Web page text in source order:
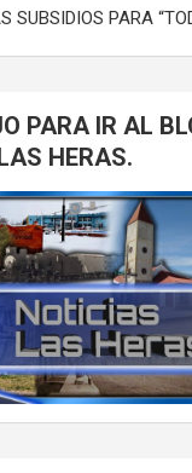
SUBSIDIOS PARA
PARA IR AL
HERAS.